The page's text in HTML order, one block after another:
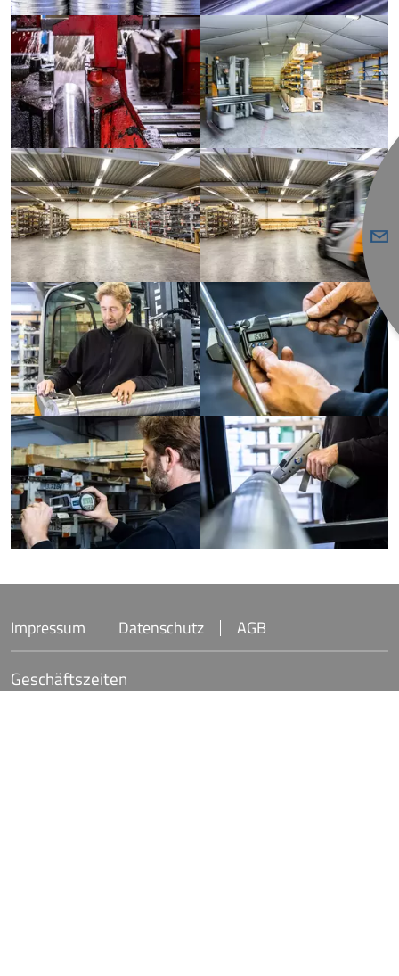
Impressum Datenschutz AGB
Geschäftszeiten